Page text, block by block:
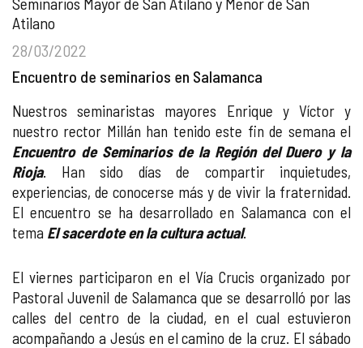
Atilano
28/03/2022
Encuentro de seminarios en Salamanca
Nuestros seminaristas mayores Enrique y Víctor y
nuestro rector Millán han tenido este fin de semana el
Encuentro de Seminarios de la Región del Duero y la
Rioja. Han sido días de compartir inquietudes,
experiencias, de conocerse más y de vivir la fraternidad.
El encuentro se ha desarrollado en Salamanca con el
tema El sacerdote en la cultura actual.
El viernes participaron en el Vía Crucis organizado por
Pastoral Juvenil de Salamanca que se desarrolló por las
calles del centro de la ciudad, en el cual estuvieron
acompañando a Jesús en el camino de la cruz. El sábado